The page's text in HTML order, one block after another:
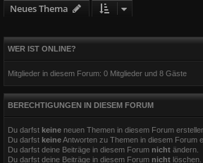
Neues Thema
WER IST ONLINE?
Mitglieder in diesem Forum: 0 Mitglieder und 8 Gäste
BERECHTIGUNGEN IN DIESEM FORUM
Du darfst keine neuen Themen in diesem Forum
Du darfst keineAntworten zu Themen in diesem Forum
Du darfst deine Beiträge in diesem Forum nicht ändern.
Du darfst deine Beiträge in diesem Forum nicht löschen.